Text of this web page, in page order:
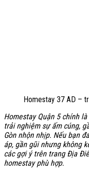
Homestay 37 AD –
Homestay Quận 5 chính
trải nghiệm sự ấm cúng,
Gòn nhộn nhịp. Nếu bạn
áp, gần gũi nhưng không
các gợi ý trên trang Địa
homestay phù hợp.